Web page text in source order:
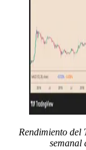
Rendimiento del
semanal